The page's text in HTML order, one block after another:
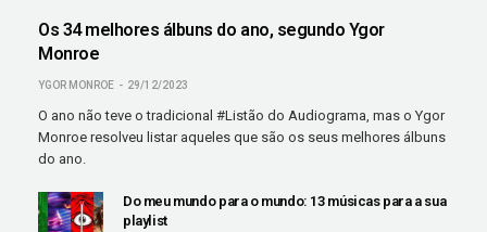
Os 34 melhores álbuns do ano, segundo Ygor
Monroe
YGOR MONROE 29/12/2023
O ano não teve o tradicional #Listão do Audiograma, mas o Ygor
Monroe resolveu listar aqueles que são os seus melhores álbuns
do ano.
Do meu mundo para o mundo: 13 músicas para a sua
playlist